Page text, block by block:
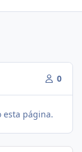
0
página.